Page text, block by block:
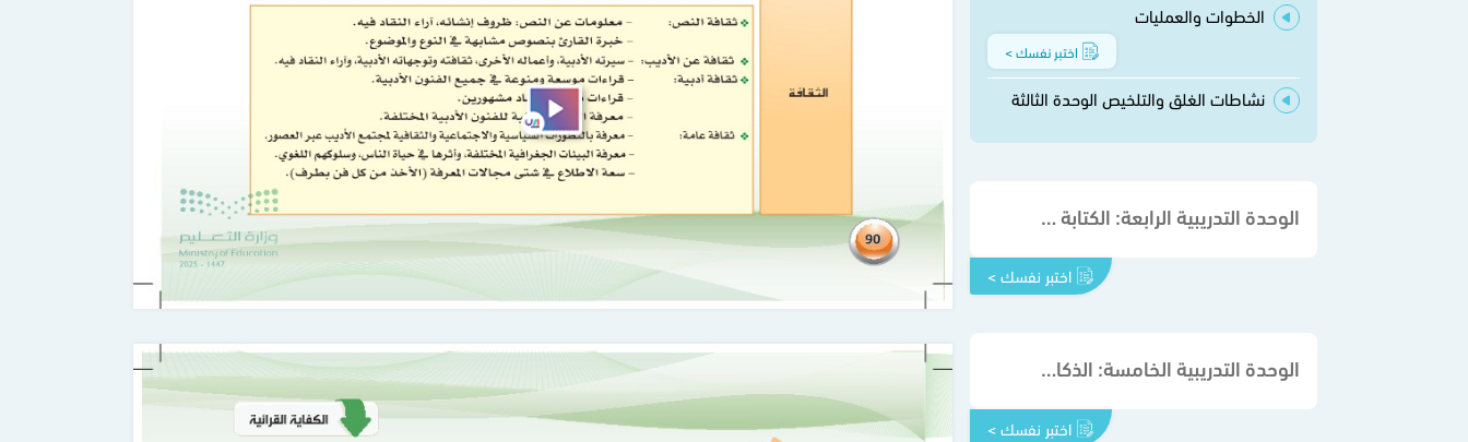
الخطوات والعمليات
اختبر نفسك >
نشاطات الغلق والتلخيص الوحدة الثالثة
الوحدة التدريبية الرابعة: الكتابة الأدبية
اختبر نفسك >
الوحدة التدريبية الخامسة: الذكاء التواصلي
اختبر نفسك >